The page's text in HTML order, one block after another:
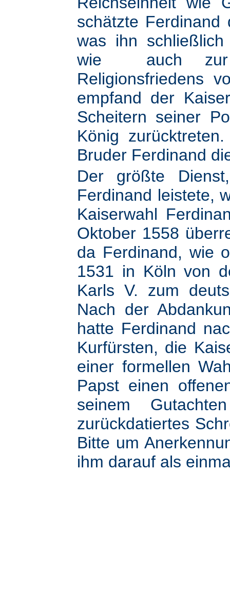
schätzte Ferdinand
was ihn
wie auch zur
Religionsfriedens
empfand der
Scheitern seiner
König
Bruder Ferdinand
Der größte
Ferdinand leistete,
Kaiserwahl
Oktober 1558
da Ferdinand, wie
1531 in Köln von
Karls V. zum
Nach der
hatte Ferdinand
Kurfürsten, die
einer formellen
Papst einen
seinem
zurückdatiertes
Bitte um
ihm darauf als